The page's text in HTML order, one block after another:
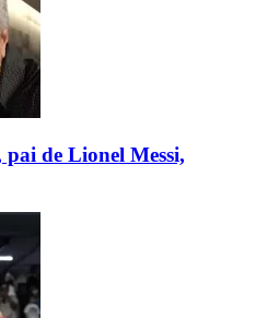
de Lionel Messi,